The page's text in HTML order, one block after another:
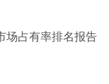
场占有率排名报告